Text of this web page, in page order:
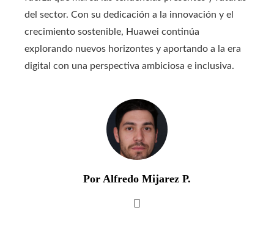
del sector. Con su dedicación a la innovación y el
crecimiento sostenible, Huawei continúa
explorando nuevos horizontes y aportando a la era
digital con una perspectiva ambiciosa e inclusiva.
Por Alfredo Mijarez P.